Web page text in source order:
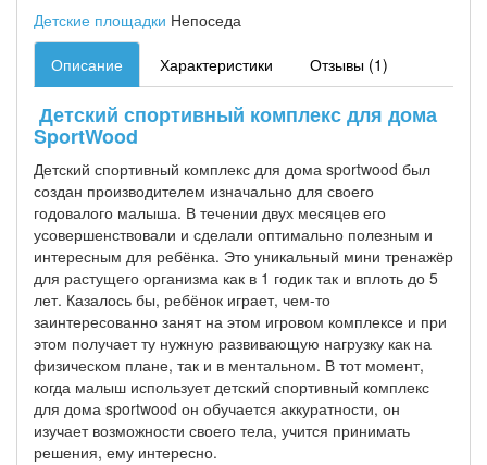
Детские площадки Непоседа
Описание Характеристики Отзывы (1)
Детский спортивный комплекс для дома
SportWood
Детский спортивный комплекс для дома sportwood был
создан производителем изначально для своего
годовалого малыша. В течении двух месяцев его
усовершенствовали и сделали оптимально полезным и
интересным для ребёнка. Это уникальный мини тренажёр
для растущего организма как в 1 годик так и вплоть до 5
лет. Казалось бы, ребёнок играет, чем-то
заинтересованно занят на этом игровом комплексе и при
этом получает ту нужную развивающую нагрузку как на
физическом плане, так и в ментальном. В тот момент,
когда малыш использует детский спортивный комплекс
для дома sportwood он обучается аккуратности, он
изучает возможности своего тела, учится принимать
решения, ему интересно.